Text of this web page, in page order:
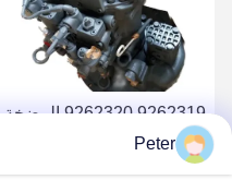
9262319 9262320 المضخة
الهيدروليكية الرئيسية
HPV118 ZX200-3 ZX230
Peter